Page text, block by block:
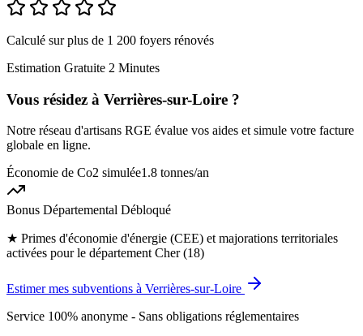
Calculé sur plus de 1 200 foyers rénovés
Estimation Gratuite 2 Minutes
Vous résidez à Verrières-sur-Loire ?
Notre réseau d'artisans RGE évalue vos aides et simule votre facture
globale en ligne.
Économie de Co2 simulée1.8 tonnes/an
Bonus Départemental Débloqué
★ Primes d'économie d'énergie (CEE) et majorations territoriales
activées pour le département Cher (18)
Estimer mes subventions à Verrières-sur-Loire
Service 100% anonyme - Sans obligations réglementaires